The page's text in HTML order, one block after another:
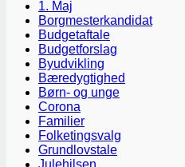
1. Maj
Borgmesterkandidat
Budgetaftale
Budgetforslag
Byudvikling
Bæredygtighed
Børn- og unge
Corona
Familier
Folketingsvalg
Grundlovstale
Julehilsen